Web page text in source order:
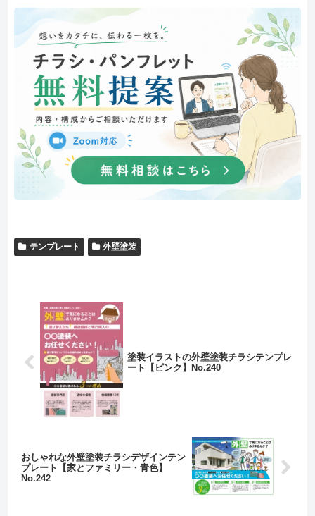
テンプレート 外壁塗装
塗装イラストの外壁塗装チラシテンプレ
ート【ピンク】No.240
おしゃれな外壁塗装チラシデザインテン
プレート【家とファミリー・青色】
No.242